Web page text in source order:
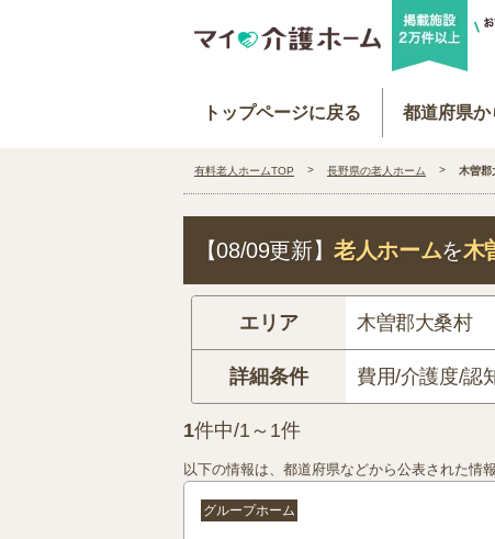
トップページに戻る 都道府県か
有料老人ホームTOP 長野県の老人ホーム 木曽郡
【08/09更新】老人ホームを木
エリア 木曽郡大桑村
詳細条件 費用/介護度/認
1件中/1～1件
以下の情報は、都道府県などから公表された情
グループホーム